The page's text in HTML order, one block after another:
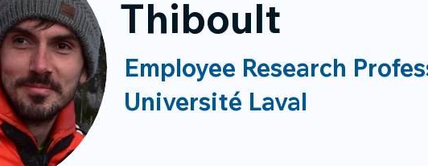
Thiboult
Employee Research
Université Laval